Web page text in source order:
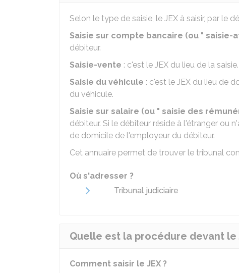
Selon le type de saisie, le JEX à saisir, par le
Saisie sur compte bancaire (ou " saisie-
débiteur.
Saisie-vente : c'est le JEX du lieu de la saisie.
Saisie du véhicule : c'est le JEX du lieu de
du véhicule.
Saisie sur salaire (ou " saisie des
débiteur. Si le débiteur réside à l'étranger ou
de domicile de l'employeur du débiteur.
Cet annuaire permet de trouver le tribunal
Où s'adresser ?
Tribunal judiciaire
Quelle est la procédure devant le
Comment saisir le JEX ?